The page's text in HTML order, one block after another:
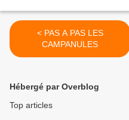
< PAS A PAS LES
CAMPANULES
Hébergé par Overblog
Top articles